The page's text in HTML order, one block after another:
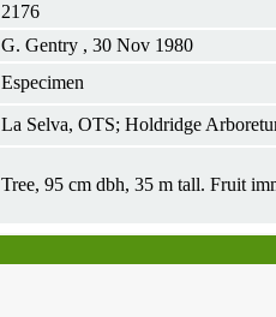
2176
G. Gentry , 30 Nov 1980
Especimen
La Selva, OTS; Holdridge
Tree, 95 cm dbh, 35 m tall. Fruit